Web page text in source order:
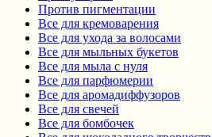
Против пигментации
Все для кремоварения
Все для ухода за волосами
Все для мыльных букетов
Все для мыла с нуля
Все для парфюмерии
Все для аромадиффузоров
Все для свечей
Все для бомбочек